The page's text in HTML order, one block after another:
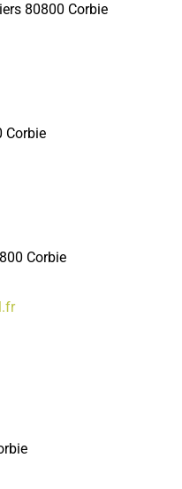
80800 Corbie
Corbie
Corbie